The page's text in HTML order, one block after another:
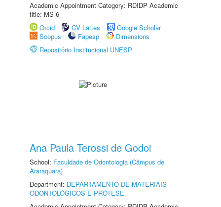
Academic Appointment Category: RDIDP Academic
title: MS-6
Orcid
CV Lattes
Google Scholar
Scopus
Fapesp
Dimensions
Repositório Institucional UNESP
Ana Paula Terossi de Godoi
School: Faculdade de Odontologia (Câmpus de
Araraquara)
Department: DEPARTAMENTO DE MATERIAIS
ODONTOLÓGICOS E PRÓTESE